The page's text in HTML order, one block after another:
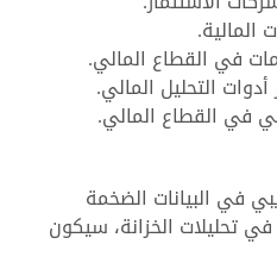
في القطاع المالي.
التحليل المالي.
في القطاع المالي.
في البيانات الضخمة
تحليلات الخزانة، سيكون